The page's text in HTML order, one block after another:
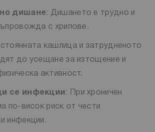
дишане : Дишането е трудно и
с хрипове.
кашлица и затрудненото
до усещане за изтощение и
активност.
се инфекции : При хроничен
по-висок риск от чести
инфекции.